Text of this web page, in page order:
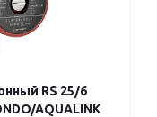
RS 25/6
AQUALINK